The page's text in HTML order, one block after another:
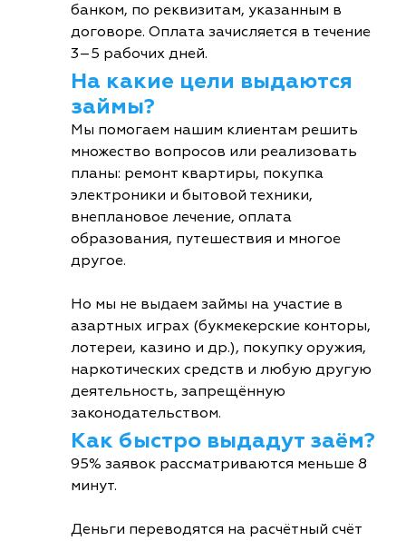
банком, по реквизитам, указанным в
договоре. Оплата зачисляется в течение
3–5 рабочих дней.
На какие цели выдаются
займы?
Мы помогаем нашим клиентам решить
множество вопросов или реализовать
планы: ремонт квартиры, покупка
электроники и бытовой техники,
внеплановое лечение, оплата
образования, путешествия и многое
другое.
Но мы не выдаем займы на участие в
азартных играх (букмекерские конторы,
лотереи, казино и др.), покупку оружия,
наркотических средств и любую другую
деятельность, запрещённую
законодательством.
Как быстро выдадут заём?
95% заявок рассматриваются меньше 8
минут.
Деньги переводятся на расчётный счёт